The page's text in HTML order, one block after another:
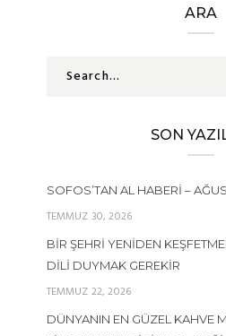
ARA
SON
SOFOS’TAN AL HABERI –
TEMMUZ 30, 2026
BIR ŞEHRI YENIDEN
DILI DUYMAK GEREKIR
TEMMUZ 22, 2026
DÜNYANIN EN GÜZEL KAHVE